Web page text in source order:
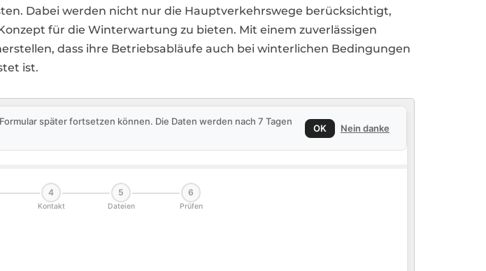
Dabei werden nicht nur die Hauptverkehrswege berücksichtigt,
für die Winterwartung zu bieten. Mit einem zuverlässigen
dass ihre Betriebsabläufe auch bei winterlichen Bedingungen
ist.
später fortsetzen können. Die Daten werden nach 7 Tagen
OK Nein danke
4
Kontakt
5
Dateien
6
Prüfen